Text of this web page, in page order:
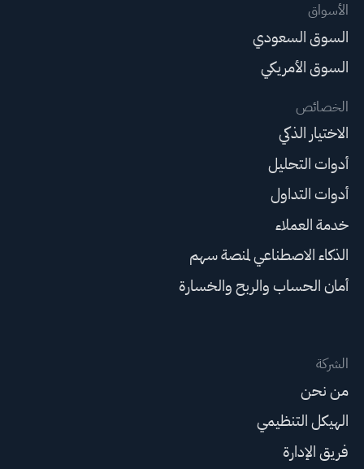
الأسواق
السوق السعودي
السوق الأمريكي
الخصائص
الاختيار الذكي
أدوات التحليل
أدوات التداول
خدمة العملاء
الذكاء الاصطناعي لمنصة سهم
أمان الحساب والربح والخسارة
الشركة
من نحن
الهيكل التنظيمي
فريق الإدارة